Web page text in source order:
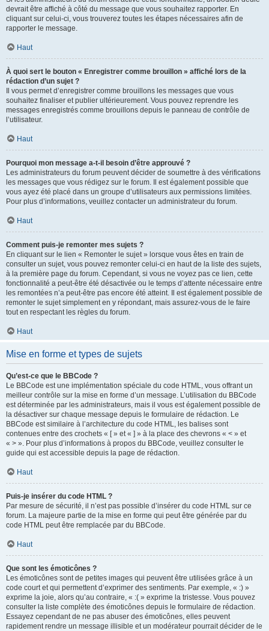
devrait être affiché à côté du message que vous souhaitez rapporter. En
cliquant sur celui-ci, vous trouverez toutes les étapes nécessaires afin de
rapporter le message.
Haut
À quoi sert le bouton « Enregistrer comme brouillon » affiché lors de la
rédaction d’un sujet ?
Il vous permet d’enregistrer comme brouillons les messages que vous
souhaitez finaliser et publier ultérieurement. Vous pouvez reprendre les
messages enregistrés comme brouillons depuis le panneau de contrôle de
l’utilisateur.
Haut
Pourquoi mon message a-t-il besoin d’être approuvé ?
Les administrateurs du forum peuvent décider de soumettre à des vérifications
les messages que vous rédigez sur le forum. Il est également possible que
vous ayez été placé dans un groupe d’utilisateurs aux permissions limitées.
Pour plus d’informations, veuillez contacter un administrateur du forum.
Haut
Comment puis-je remonter mes sujets ?
En cliquant sur le lien « Remonter le sujet » lorsque vous êtes en train de
consulter un sujet, vous pouvez remonter celui-ci en haut de la liste des sujets,
à la première page du forum. Cependant, si vous ne voyez pas ce lien, cette
fonctionnalité a peut-être été désactivée ou le temps d’attente nécessaire entre
les remontées n’a peut-être pas encore été atteint. Il est également possible de
remonter le sujet simplement en y répondant, mais assurez-vous de le faire
tout en respectant les règles du forum.
Haut
Mise en forme et types de sujets
Qu’est-ce que le BBCode ?
Le BBCode est une implémentation spéciale du code HTML, vous offrant un
meilleur contrôle sur la mise en forme d’un message. L’utilisation du BBCode
est déterminée par les administrateurs, mais il vous est également possible de
la désactiver sur chaque message depuis le formulaire de rédaction. Le
BBCode est similaire à l’architecture du code HTML, les balises sont
contenues entre des crochets « [ » et « ] » à la place des chevrons « < » et
« > ». Pour plus d’informations à propos du BBCode, veuillez consulter le
guide qui est accessible depuis la page de rédaction.
Haut
Puis-je insérer du code HTML ?
Par mesure de sécurité, il n’est pas possible d’insérer du code HTML sur ce
forum. La majeure partie de la mise en forme qui peut être générée par du
code HTML peut être remplacée par du BBCode.
Haut
Que sont les émoticônes ?
Les émoticônes sont de petites images qui peuvent être utilisées grâce à un
code court et qui permettent d’exprimer des sentiments. Par exemple, « :) »
exprime la joie, alors qu’au contraire, « :( » exprime la tristesse. Vous pouvez
consulter la liste complète des émoticônes depuis le formulaire de rédaction.
Essayez cependant de ne pas abuser des émoticônes, elles peuvent
rapidement rendre un message illisible et un modérateur pourrait décider de le